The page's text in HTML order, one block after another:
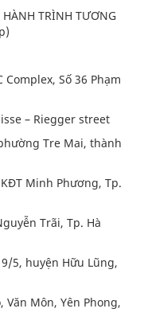
TRÌNH TƯƠNG
Complex, Số 36 Phạm
– Riegger street
Tre Mai, thành
Minh Phương, Tp.
Trãi, Tp. Hà
5, huyện Hữu Lũng,
Văn Môn, Yên Phong,